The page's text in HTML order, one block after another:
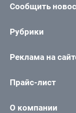
Сообщить
Рубрики
Реклама на
Прайс-лист
О компании